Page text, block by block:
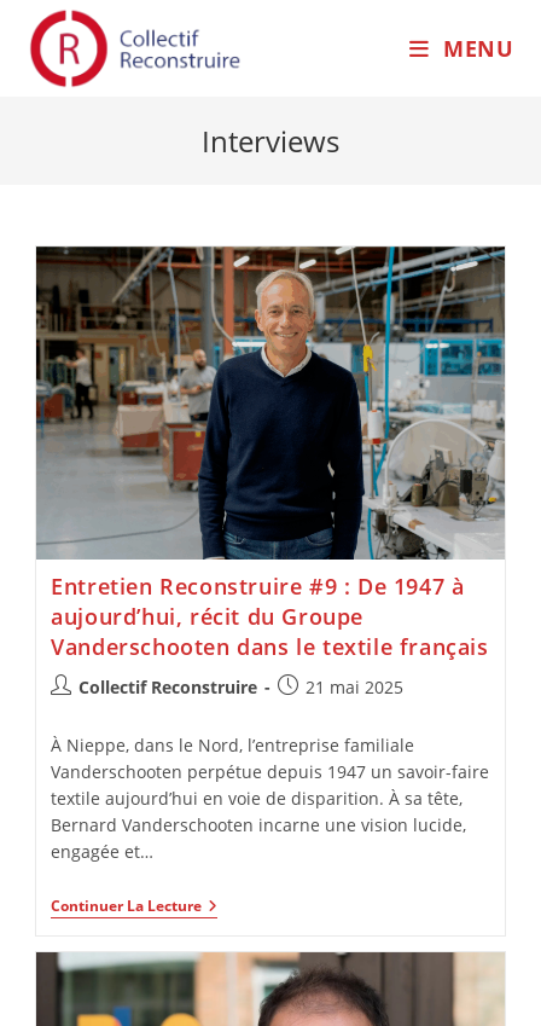
MENU
Interviews
Entretien Reconstruire #9 : De 1947 à
aujourd’hui, récit du Groupe
Vanderschooten dans le textile français
Collectif Reconstruire 21 mai 2025
À Nieppe, dans le Nord, l’entreprise familiale
Vanderschooten perpétue depuis 1947 un savoir-faire
textile aujourd’hui en voie de disparition. À sa tête,
Bernard Vanderschooten incarne une vision lucide,
engagée et…
Continuer La Lecture